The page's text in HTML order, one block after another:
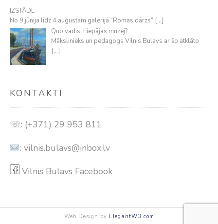
IZSTĀDE
No 9.jūnija līdz 4.augustam galerijā “Romas dārzs” […]
Quo vadis, Liepājas muzej?
Mākslinieks un pedagogs Vilnis Bulavs ar šo atklāto
[…]
KONTAKTI
☏: (+371) 29 953 811
: vilnis.bulavs@inbox.lv
Vilnis Bulavs Facebook
Web Design by ElegantW3.com